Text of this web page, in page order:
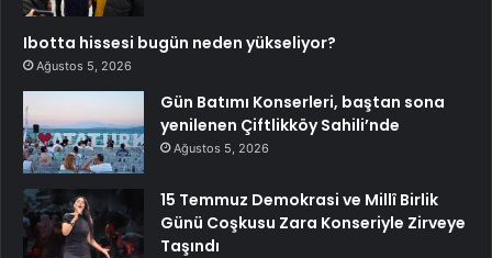
Ibotta hissesi bugün neden yükseliyor?
Ağustos 5, 2026
Gün Batımı Konserleri, baştan sona
yenilenen Çiftlikköy Sahili’nde
Ağustos 5, 2026
15 Temmuz Demokrasi ve Millî Birlik
Günü Coşkusu Zara Konseriyle Zirveye
Taşındı